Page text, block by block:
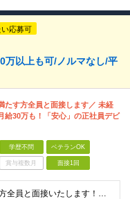
応募可
万以上も可/ノルマなし/平
たす方全員と面接します／ 未経
給30万も！「安心」の正社員デビ
学歴不問 ベテランOK
賞与複数月 面接1回
★応募資格を満たす方全員と面接いたします！お気軽にご応募を★ ■完全未経験OK！フリーターの方も歓迎 ■第二新卒・正社員デビューOK ■学歴不問 ━━━━━━━━━━━━ ▼こんな方をお待ちして